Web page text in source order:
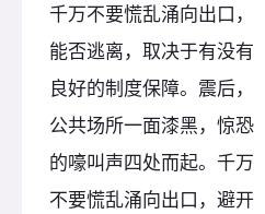
千万不要慌乱涌向出口，
能否逃离，取决于有没有
良好的制度保障。震后，
公共场所一面漆黑，惊恐
的嚎叫声四处而起。千万
不要慌乱涌向出口，避开